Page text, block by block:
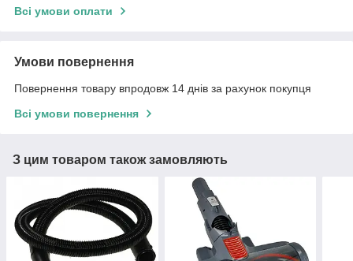
Всі умови оплати
Умови повернення
Повернення товару впродовж 14 днів за рахунок покупця
Всі умови повернення
З цим товаром також замовляють